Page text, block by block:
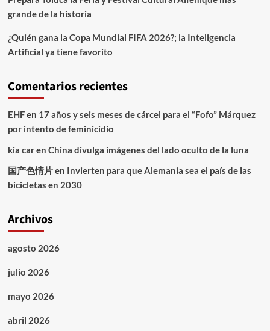
grande de la historia
¿Quién gana la Copa Mundial FIFA 2026?; la Inteligencia
Artificial ya tiene favorito
Comentarios recientes
EHFen 17 años y seis meses de cárcel para el “Fofo” Márquez
por intento de feminicidio
kia caren China divulga imágenes del lado oculto de la luna
国产色情片en Invierten para que Alemania sea el país de las
bicicletas en 2030
Archivos
agosto 2026
julio 2026
mayo 2026
abril 2026